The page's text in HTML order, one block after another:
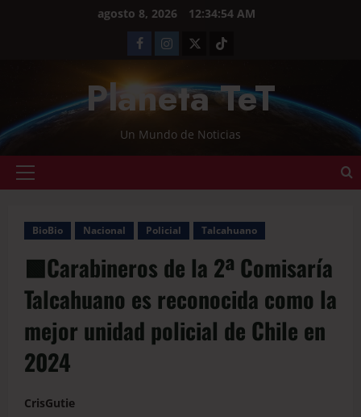
agosto 8, 2026 12:34:55 AM
Planeta TeT
Un Mundo de Noticias
BioBio Nacional Policial Talcahuano
🟩Carabineros de la 2ª Comisaría
Talcahuano es reconocida como la
mejor unidad policial de Chile en
2024
CrisGutie